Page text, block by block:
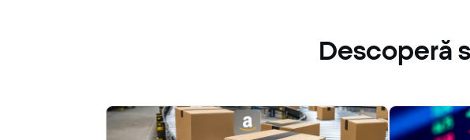
Descoperă